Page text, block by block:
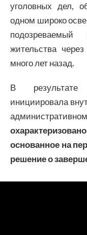
уголовных дел,
одном широко
жительства
много лет назад.
В результате
инициировала
основанное на
решение о